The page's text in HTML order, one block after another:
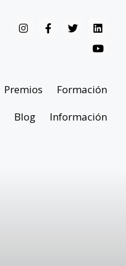
Premios
Formación
Blog Información